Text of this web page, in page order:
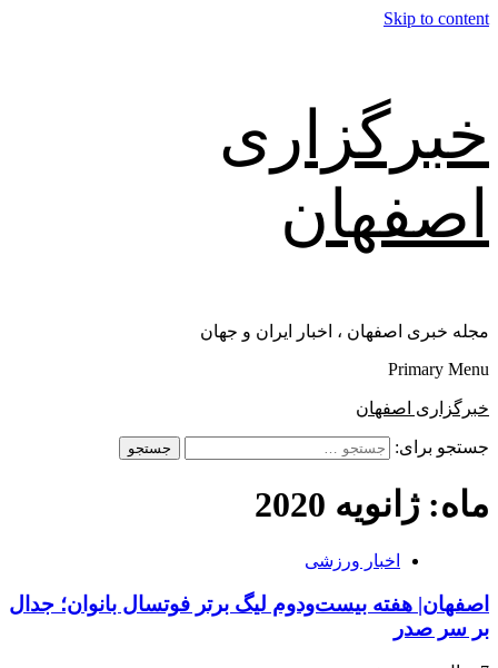
Skip to content
خبرگزاری
اصفهان
مجله خبری اصفهان ، اخبار ایران و جهان
Primary Menu
خبرگزاری اصفهان
جستجو برای:
ماه: ژانویه 2020
اخبار ورزشی
اصفهان| هفته بیست‌ودوم لیگ برتر فوتسال بانوان؛ جدال
بر سر صدر